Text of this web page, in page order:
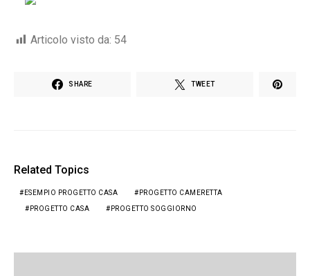
Articolo visto da: 54
SHARE TWEET
Related Topics
ESEMPIO PROGETTO CASA PROGETTO CAMERETTA
PROGETTO CASA PROGETTO SOGGIORNO